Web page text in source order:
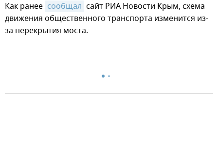
Как ранее сообщал сайт РИА Новости Крым, схема
движения общественного транспорта изменится из-
за перекрытия моста.